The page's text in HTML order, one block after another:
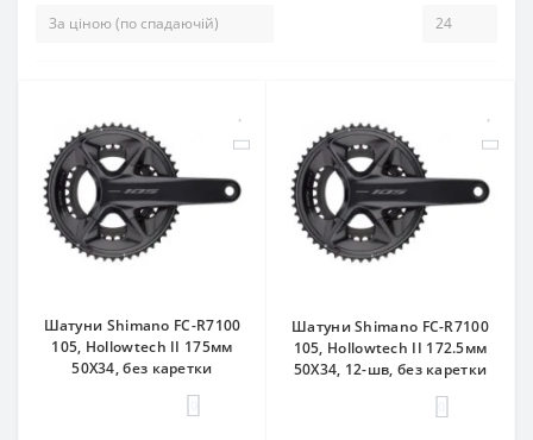
Шатуни Shimano FC-R7100
105, Hollowtech II 175мм
50Х34, без каретки
Шатуни Shimano FC-R7100
105, Hollowtech II 172.5мм
50Х34, 12-шв, без каретки